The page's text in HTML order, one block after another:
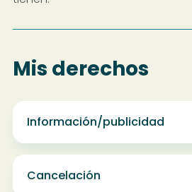
Mis derechos
Información/publicidad
Cancelación